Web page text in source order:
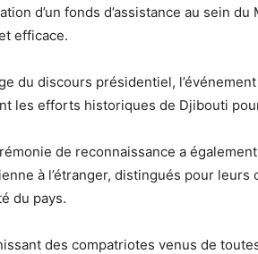
d’un fonds d’assistance au sein
efficace.
du discours présidentiel,
les efforts historiques de Djibouti
de reconnaissance a
à l’étranger, distingués pour
du pays.
des compatriotes venus de